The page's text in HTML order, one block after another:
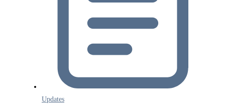
Updates